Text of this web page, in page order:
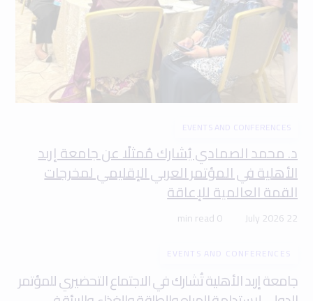
EVENTS AND CONFERENCES
د. محمد الصمادي يُشارك مُمثلًا عن جامعة إربد
الأهلية في المؤتمر العربي الإقليمي لمخرجات
القمة العالمية للإعاقة
22 July 2026
0 min read
EVENTS AND CONFERENCES
جامعة إربد الأهلية تُشارك في الاجتماع التحضيري للمؤتمر